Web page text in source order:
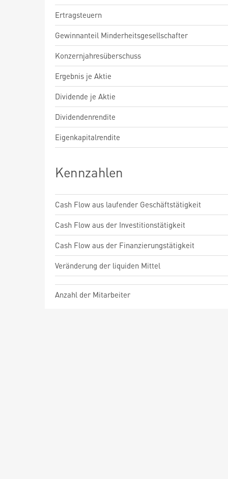
Ertragsteuern
Gewinnanteil Minderheitsgesellschafter
Konzernjahresüberschuss
Ergebnis je Aktie
Dividende je Aktie
Dividendenrendite
Eigenkapitalrendite
Kennzahlen
Cash Flow aus laufender Geschäftstätigkeit
Cash Flow aus der Investitionstätigkeit
Cash Flow aus der Finanzierungstätigkeit
Veränderung der liquiden Mittel
Anzahl der Mitarbeiter